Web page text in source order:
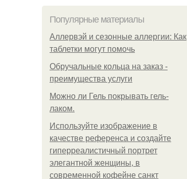
Популярные материалы
Аллервэй и сезонные аллергии: Как
таблетки могут помочь
Обручальные кольца на заказ -
преимущества услуги
Можно ли Гель покрывать гель-
лаком.
Используйте изображение в
качестве референса и создайте
гиперреалистичный портрет
элегантной женщины, в
современной кофейне санкт